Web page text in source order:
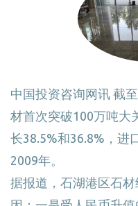
中国投资咨询网讯 截
材首次突破100万吨大
长38.5%和36.8%，进
2009年。
据报道，石湖港区石